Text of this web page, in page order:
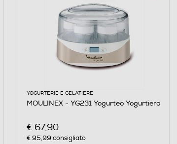
YOGURTERIE E GELATIERE
MOULINEX - YG231 Yogurteo Yogurtiera
€ 67,90
€ 95,99 consigliato